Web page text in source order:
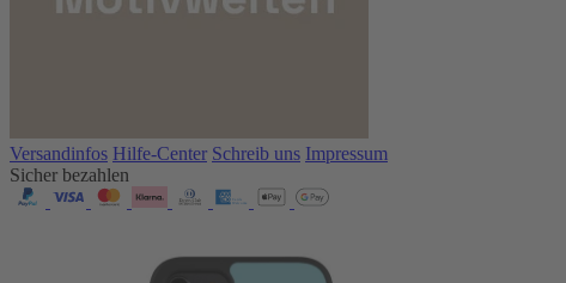
Versandinfos Hilfe-Center Schreib uns Impressum
Sicher bezahlen